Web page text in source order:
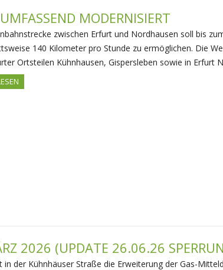
MODERNISIERT
zwischen Erfurt und Nordhausen soll bis
140 Kilometer pro Stunde zu ermöglichen. Die
Ortsteilen Kühnhausen, Gispersleben sowie in Erfurt
2026 (UPDATE 26.06.26
der Kühnhäuser Straße die Erweiterung der Gas-